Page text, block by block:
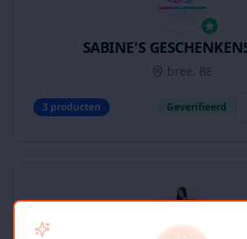
SABINE'S
bree, BE
3 producten Geverifieerd